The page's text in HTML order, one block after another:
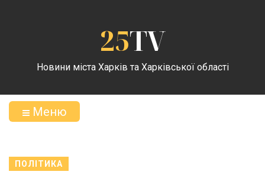
25TV
Новини міста Харків та Харківської області
Меню
ПОЛІТИКА